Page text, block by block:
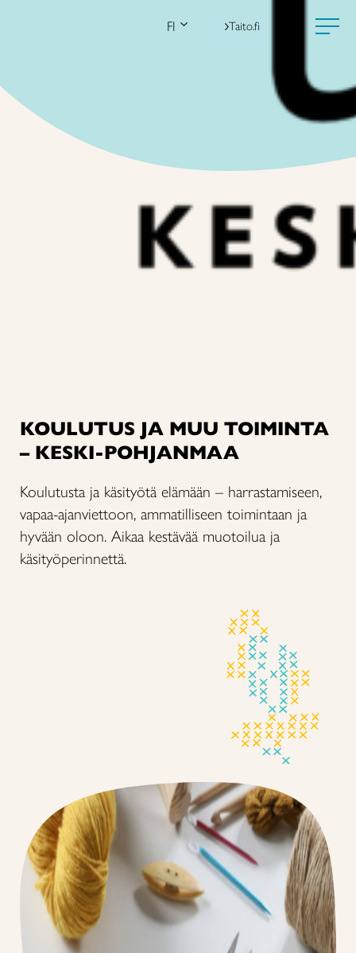
FI Taito.fi
KOULUTUS JA MUU TOIMINTA
– KESKI-POHJANMAA
Koulutusta ja käsityötä elämään – harrastamiseen,
vapaa-ajanviettoon, ammatilliseen toimintaan ja
hyvään oloon. Aikaa kestävää muotoilua ja
käsityöperinnettä.